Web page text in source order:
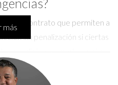
en un contrato que permiten a
sin penalización si ciertas
a los involucrados en
puede incluir una
más